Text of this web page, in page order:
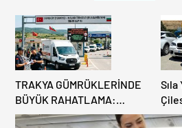
TRAKYA GÜMRÜKLERİNDE
BÜYÜK RAHATLAMA:
DEREKÖY HAFİF TİCARİ